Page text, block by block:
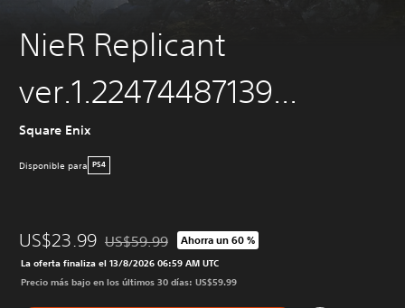
NieR Replicant
ver.1.22474487139...
Square Enix
Disponible para PS4
US$23.99 Rebajado del precio original de US$59.99
US$59.99 Ahorra un 60 %
La oferta finaliza el 13/8/2026 06:59 AM UTC
Precio más bajo en los últimos 30 días: US$59.99